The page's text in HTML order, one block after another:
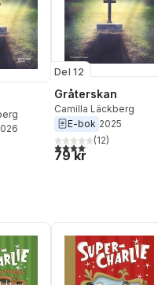
Totalt antal röster:
Del 12
Gråterskan
Camilla Läckberg
E-bok 2025
4,1utav 5 stjärnor.
(12)
79 kr